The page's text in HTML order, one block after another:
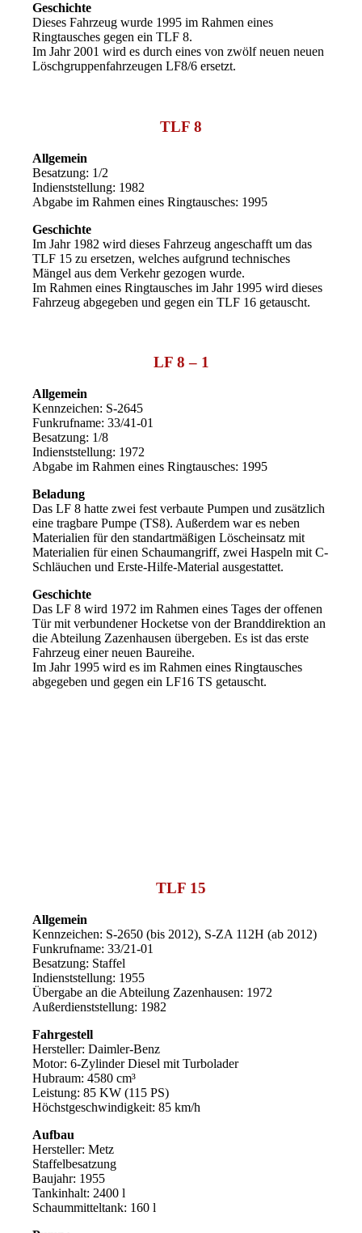
Geschichte
Dieses Fahrzeug wurde 1995 im Rahmen eines
Ringtausches gegen ein TLF 8.
Im Jahr 2001 wird es durch eines von zwölf neuen neuen
Löschgruppenfahrzeugen LF8/6 ersetzt.
TLF 8
Allgemein
Besatzung: 1/2
Indienststellung: 1982
Abgabe im Rahmen eines Ringtausches: 1995
Geschichte
Im Jahr 1982 wird dieses Fahrzeug angeschafft um das
TLF 15 zu ersetzen, welches aufgrund technisches
Mängel aus dem Verkehr gezogen wurde.
Im Rahmen eines Ringtausches im Jahr 1995 wird dieses
Fahrzeug abgegeben und gegen ein TLF 16 getauscht.
LF 8 – 1
Allgemein
Kennzeichen: S-2645
Funkrufname: 33/41-01
Besatzung: 1/8
Indienststellung: 1972
Abgabe im Rahmen eines Ringtausches: 1995
Beladung
Das LF 8 hatte zwei fest verbaute Pumpen und zusätzlich
eine tragbare Pumpe (TS8). Außerdem war es neben
Materialien für den standartmäßigen Löscheinsatz mit
Materialien für einen Schaumangriff, zwei Haspeln mit C-
Schläuchen und Erste-Hilfe-Material ausgestattet.
Geschichte
Das LF 8 wird 1972 im Rahmen eines Tages der offenen
Tür mit verbundener Hocketse von der Branddirektion an
die Abteilung Zazenhausen übergeben. Es ist das erste
Fahrzeug einer neuen Baureihe.
Im Jahr 1995 wird es im Rahmen eines Ringtausches
abgegeben und gegen ein LF16 TS getauscht.
TLF 15
Allgemein
Kennzeichen: S-2650 (bis 2012), S-ZA 112H (ab 2012)
Funkrufname: 33/21-01
Besatzung: Staffel
Indienststellung: 1955
Übergabe an die Abteilung Zazenhausen: 1972
Außerdienststellung: 1982
Fahrgestell
Hersteller: Daimler-Benz
Motor: 6-Zylinder Diesel mit Turbolader
Hubraum: 4580 cm³
Leistung: 85 KW (115 PS)
Höchstgeschwindigkeit: 85 km/h
Aufbau
Hersteller: Metz
Staffelbesatzung
Baujahr: 1955
Tankinhalt: 2400 l
Schaummitteltank: 160 l